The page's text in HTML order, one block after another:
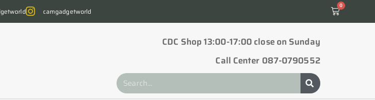
camgadgetworld
0
CDC Shop 13:00-17:00 close on Sunday
Call Center 087-0790552